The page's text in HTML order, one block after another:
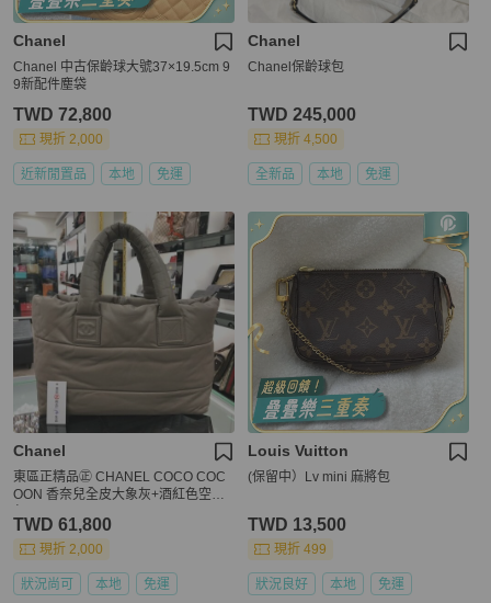
Chanel
Chanel 中古保齡球大號37×19.5cm 9
9新配件塵袋
TWD 72,800
現折 2,000
近新閒置品 本地 免運
Chanel
Chanel保齡球包
TWD 245,000
現折 4,500
全新品 本地 免運
Chanel
東區正精品㊣ CHANEL COCO COC
OON 香奈兒全皮大象灰+酒紅色空氣
TWD 61,800
現折 2,000
狀況尚可 本地 免運
Louis Vuitton
(保留中）Lv mini 麻將包
TWD 13,500
現折 499
狀況良好 本地 免運